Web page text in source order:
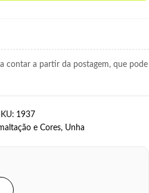
contar a partir da postagem, que pode
1937
e Cores, Unha